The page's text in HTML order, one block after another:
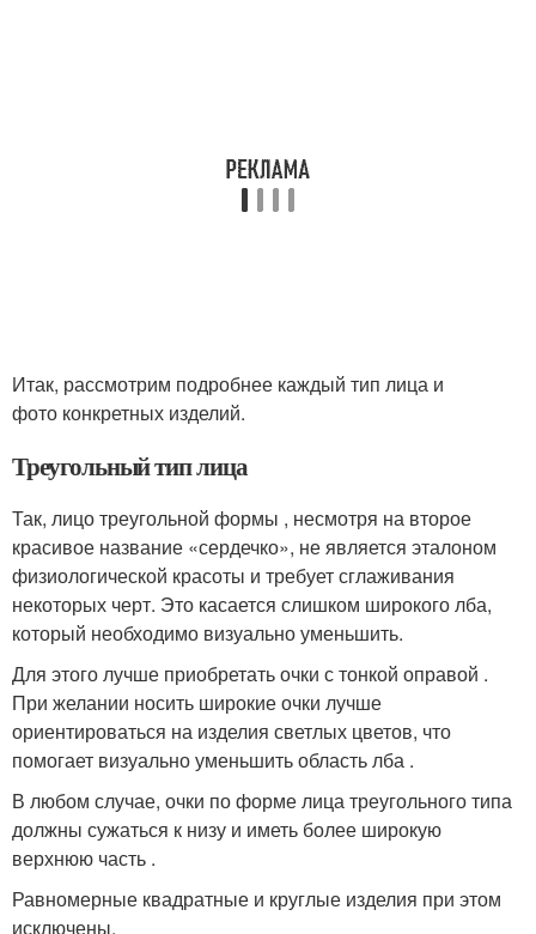
Итак, рассмотрим подробнее каждый тип лица и
фото конкретных изделий.
Треугольный тип лица
Так, лицо треугольной формы , несмотря на второе
красивое название «сердечко», не является эталоном
физиологической красоты и требует сглаживания
некоторых черт. Это касается слишком широкого лба,
который необходимо визуально уменьшить.
Для этого лучше приобретать очки с тонкой оправой .
При желании носить широкие очки лучше
ориентироваться на изделия светлых цветов, что
помогает визуально уменьшить область лба .
В любом случае, очки по форме лица треугольного типа
должны сужаться к низу и иметь более широкую
верхнюю часть .
Равномерные квадратные и круглые изделия при этом
исключены.